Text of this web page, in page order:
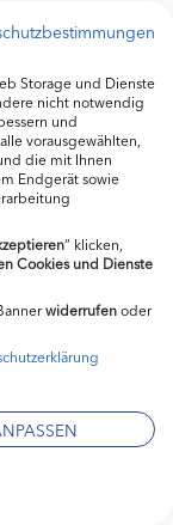
finden
des
Sie hier:
10042247?
Sie auf
Einstellung
von Google.
Internet
Storage und Dienste
nicht notwendig
und
vorausgewählten,
die mit Ihnen
Endgerät sowie
“ klicken,
Cookies und Dienste
widerrufenoder